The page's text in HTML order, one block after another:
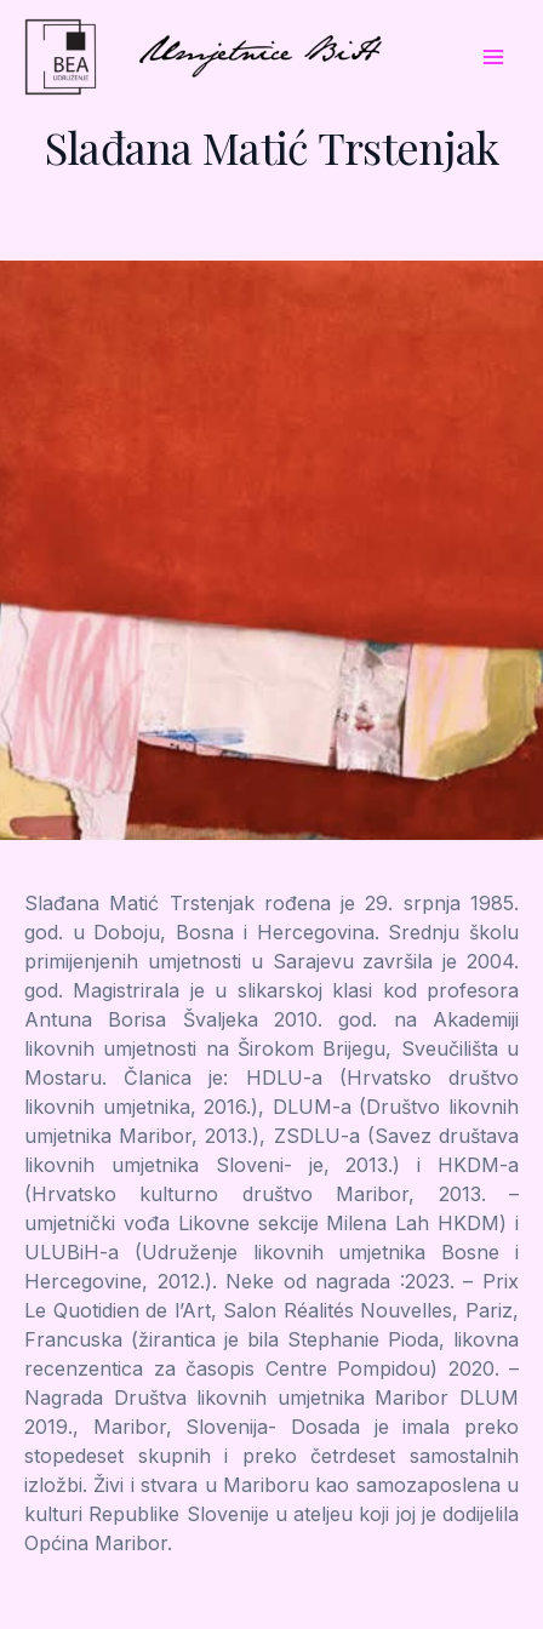
Skip
content
Slađana Matić Trstenjak
Slađana Matić Trstenjak rođena je 29. srpnja 1985.
god. u Doboju, Bosna i Hercegovina. Srednju školu
primijenjenih umjetnosti u Sarajevu završila je 2004.
god. Magistrirala je u slikarskoj klasi kod profesora
Antuna Borisa Švaljeka 2010. god. na Akademiji
likovnih umjetnosti na Širokom Brijegu, Sveučilišta u
Mostaru. Članica je: HDLU-a (Hrvatsko društvo
likovnih umjetnika, 2016.), DLUM-a (Društvo likovnih
umjetnika Maribor, 2013.), ZSDLU-a (Savez društava
likovnih umjetnika Sloveni- je, 2013.) i HKDM-a
(Hrvatsko kulturno društvo Maribor, 2013. –
umjetnički vođa Likovne sekcije Milena Lah HKDM) i
ULUBiH-a (Udruženje likovnih umjetnika Bosne i
Hercegovine, 2012.). Neke od nagrada :2023. – Prix
Le Quotidien de l’Art, Salon Réalités Nouvelles, Pariz,
Francuska (žirantica je bila Stephanie Pioda, likovna
recenzentica za časopis Centre Pompidou) 2020. –
Nagrada Društva likovnih umjetnika Maribor DLUM
2019., Maribor, Slovenija- Dosada je imala preko
stopedeset skupnih i preko četrdeset samostalnih
izložbi. Živi i stvara u Mariboru kao samozaposlena u
kulturi Republike Slovenije u ateljeu koji joj je dodijelila
Općina Maribor.